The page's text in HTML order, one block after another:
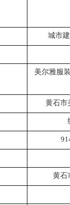
城市
美尔雅服
黄石市
黄石